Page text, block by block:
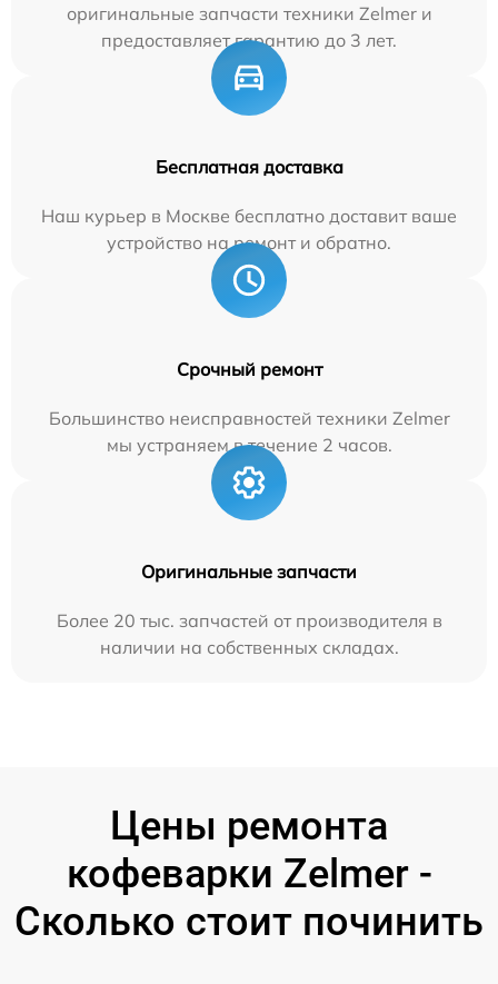
оригинальные запчасти техники Zelmer и
предоставляет гарантию до 3 лет.
Бесплатная доставка
Наш курьер в Москве бесплатно доставит ваше
устройство на ремонт и обратно.
Срочный ремонт
Большинство неисправностей техники Zelmer
мы устраняем в течение 2 часов.
Оригинальные запчасти
Более 20 тыс. запчастей от производителя в
наличии на собственных складах.
Цены ремонта
кофеварки Zelmer -
Сколько стоит починить